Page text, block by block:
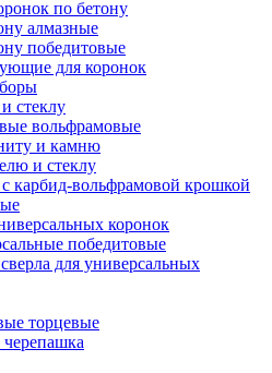
по бетону
алмазные
победитовые
для коронок
стеклу
вольфрамовые
и камню
и стеклу
карбид-вольфрамовой крошкой
коронок
победитовые
для универсальных
торцевые